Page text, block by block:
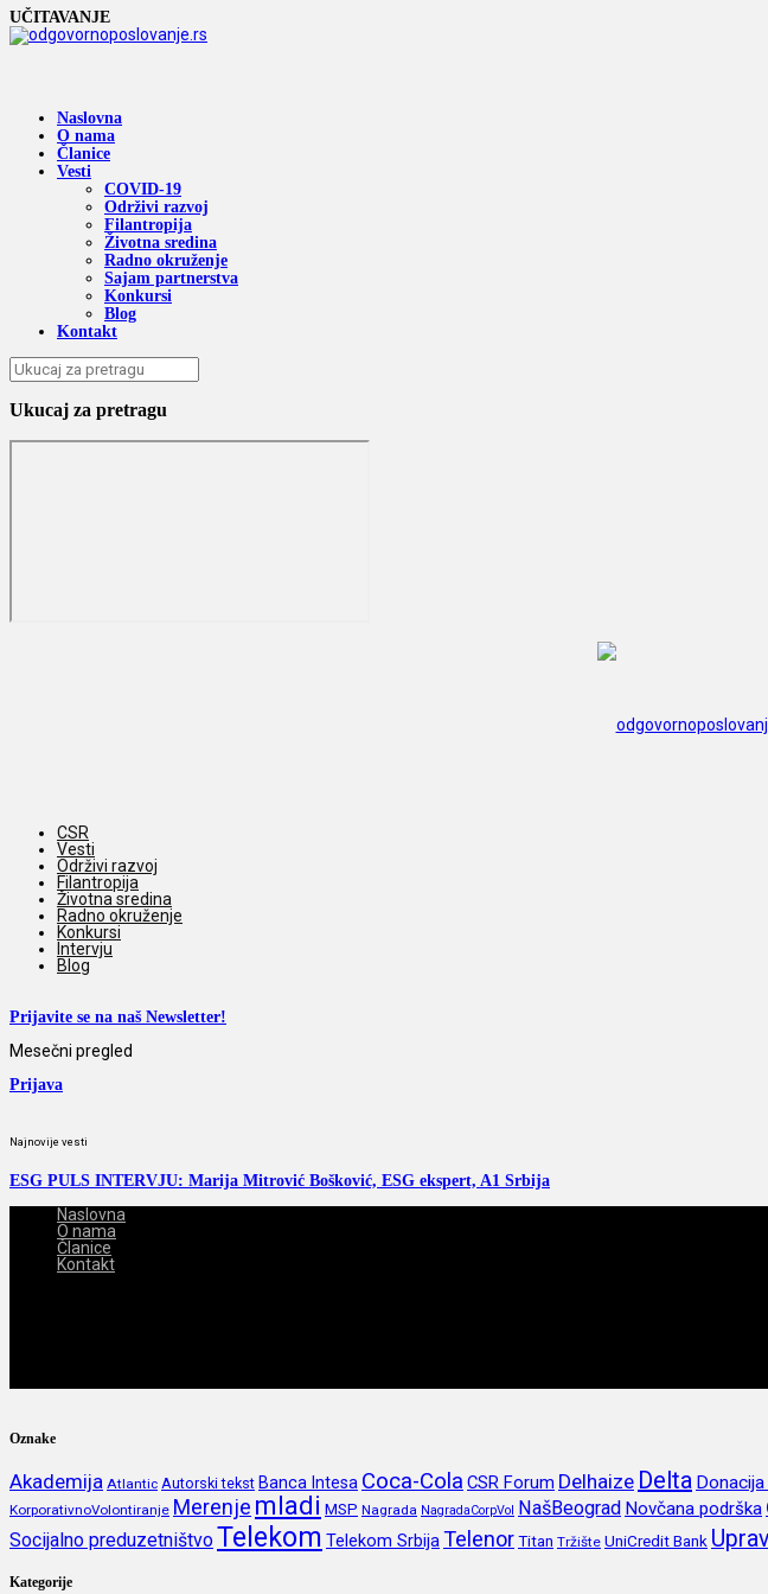
UČITAVANJE
Naslovna
O nama
Članice
Vesti
COVID-19
Održivi razvoj
Filantropija
Životna sredina
Radno okruženje
Sajam partnerstva
Konkursi
Blog
Kontakt
Ukucaj za pretragu
CSR
Vesti
Održivi razvoj
Filantropija
Životna sredina
Radno okruženje
Konkursi
Intervju
Blog
Prijavite se na naš Newsletter!
Mesečni pregled
Prijava
Najnovije vesti
ESG PULS INTERVJU: Marija Mitrović Bošković, ESG ekspert, A1 Srbija
Naslovna
O nama
Članice
Kontakt
Oznake
Akademija Atlantic Autorski tekst Banca Intesa Coca-Cola CSR Forum Delhaize Delta
KorporativnoVolontiranje Merenje mladi MSP Nagrada NagradaCorpVol NašBeograd Novčana podrška
Socijalno preduzetništvoTelekom Telekom SrbijaTelenorTitan Tržište UniCredit Bank
Kategorije